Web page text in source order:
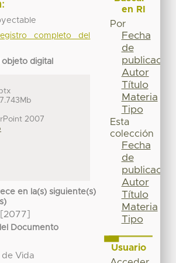
completo del
digital
7.743Mb
2007
en la(s) siguiente(s)
[2077]
Documento
de Vida
en RI
Por
Fecha
de
publicación
Autor
Título
Materia
Tipo
Esta
colección
Fecha
de
publicación
Autor
Título
Materia
Tipo
Usuario